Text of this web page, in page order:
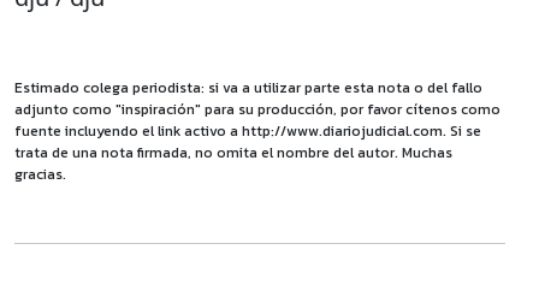
Estimado colega periodista: si va a utilizar parte esta nota o del fallo
adjunto como "inspiración" para su producción, por favor cítenos como
fuente incluyendo el link activo a http://www.diariojudicial.com. Si se
trata de una nota firmada, no omita el nombre del autor. Muchas
gracias.